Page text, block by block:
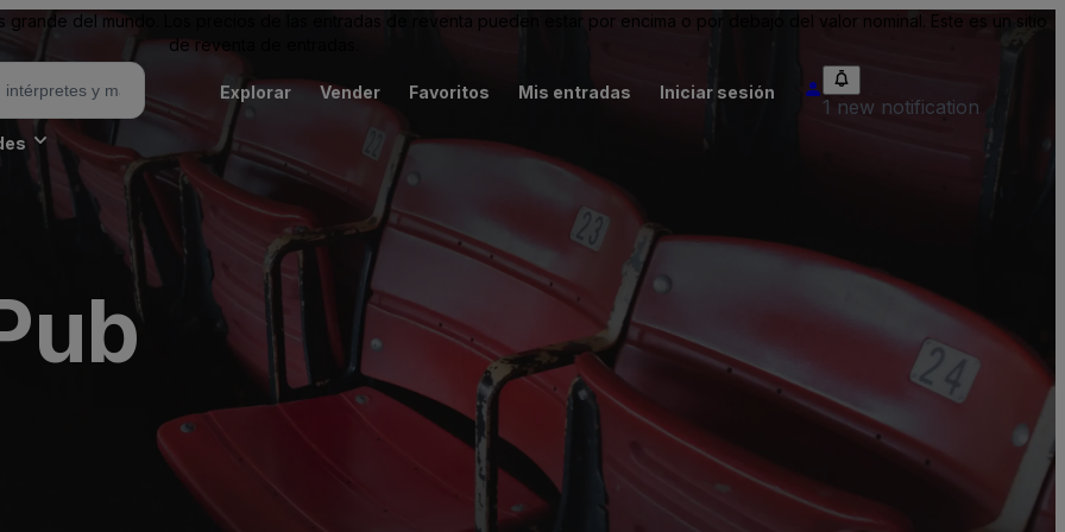
del mundo. Los precios de las entradas de reventa pueden estar por encima o por debajo del valor nominal. Este es un sitio
de reventa de entradas.
Explorar Vender Favoritos Mis entradas Iniciar sesión
1 new notification